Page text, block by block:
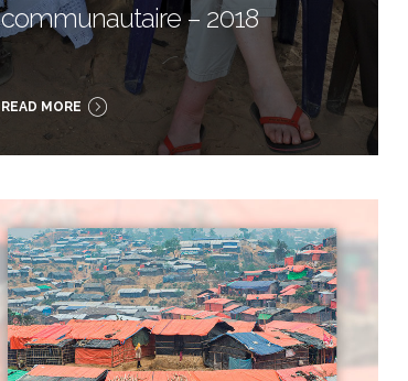
communautaire – 2018
READ MORE